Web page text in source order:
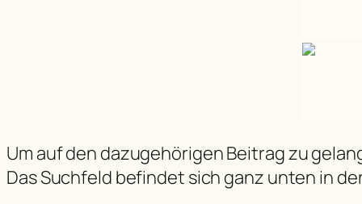
Um auf den dazugehörigen Beitrag zu
Das Suchfeld befindet sich ganz unten in